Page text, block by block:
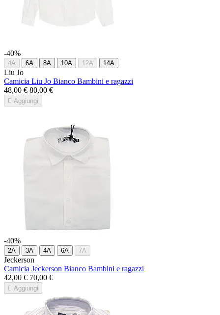
-40%
4A 6A 8A 10A 12A 14A
Liu Jo
Camicia Liu Jo Bianco Bambini e ragazzi
48,00 € 80,00 €
 Aggiungi
-40%
2A 3A 4A 6A 7A
Jeckerson
Camicia Jeckerson Bianco Bambini e ragazzi
42,00 € 70,00 €
 Aggiungi